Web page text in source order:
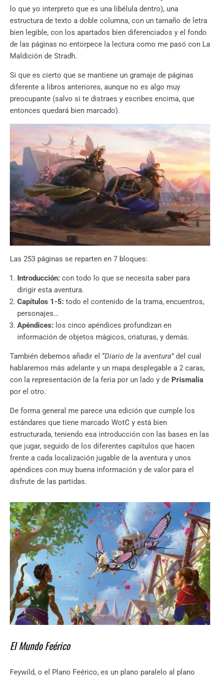
lo que yo interpreto que es una libélula dentro), una
estructura de texto a doble columna, con un tamaño de letra
bien legible, con los apartados bien diferenciados y el fondo
de las páginas no entorpece la lectura como me pasó con La
Maldición de Stradh.
Si que es cierto que se mantiene un gramaje de páginas
diferente a libros anteriores, aunque no es algo muy
preocupante (salvo si te distraes y escribes encima, que
entonces quedará bien marcado).
Las 253 páginas se reparten en 7 bloques:
Introducción: con todo lo que se necesita saber para
dirigir esta aventura.
Capítulos 1-5: todo el contenido de la trama, encuentros,
personajes…
Apéndices: los cinco apéndices profundizan en
información de objetos mágicos, criaturas, y demás.
También debemos añadir el “Diario de la aventura” del cual
hablaremos más adelante y un mapa desplegable a 2 caras,
con la representación de la feria por un lado y de Prismalia
por el otro.
De forma general me parece una edición que cumple los
estándares que tiene marcado WotC y está bien
estructurada, teniendo esa introducción con las bases en las
que jugar, seguido de los diferentes capítulos que hacen
frente a cada localización jugable de la aventura y unos
apéndices con muy buena información y de valor para el
disfrute de las partidas.
El Mundo Feérico
Feywild, o el Plano Feérico, es un plano paralelo al plano